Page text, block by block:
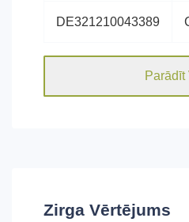
DE321210043389
Parādīt
Zirga Vērtējums